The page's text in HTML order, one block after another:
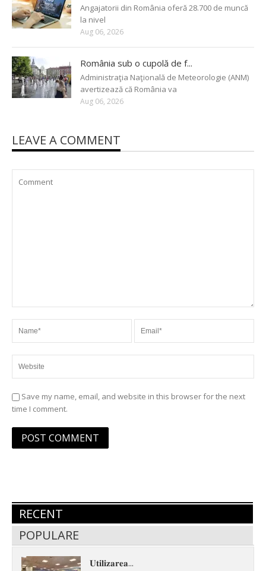
Angajatorii din România oferă 28.700 de muncă
la nivel
Aug 06, 2026
România sub o cupolă de f...
Administraţia Naţională de Meteorologie (ANM)
avertizează că România va
Aug 06, 2026
LEAVE A COMMENT
Save my name, email, and website in this browser for the next
time I comment.
RECENT
POPULARE
𝐔𝐭𝐢𝐥𝐢𝐳𝐚𝐫𝐞𝐚...